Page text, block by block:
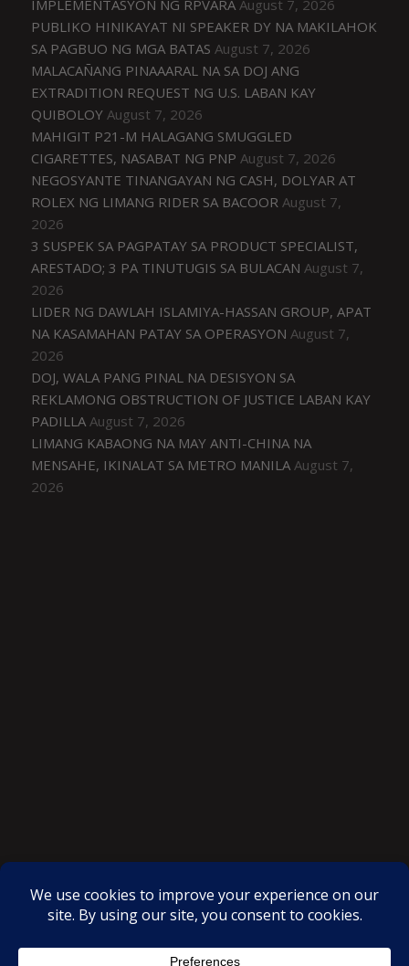
IMPLEMENTASYON NG RPVARA August 7, 2026
PUBLIKO HINIKAYAT NI SPEAKER DY NA MAKILAHOK
SA PAGBUO NG MGA BATAS August 7, 2026
MALACAÑANG PINAAARAL NA SA DOJ ANG
EXTRADITION REQUEST NG U.S. LABAN KAY
QUIBOLOY August 7, 2026
MAHIGIT P21-M HALAGANG SMUGGLED
CIGARETTES, NASABAT NG PNP August 7, 2026
NEGOSYANTE TINANGAYAN NG CASH, DOLYAR AT
ROLEX NG LIMANG RIDER SA BACOOR August 7,
2026
3 SUSPEK SA PAGPATAY SA PRODUCT SPECIALIST,
ARESTADO; 3 PA TINUTUGIS SA BULACAN August 7,
2026
LIDER NG DAWLAH ISLAMIYA-HASSAN GROUP, APAT
NA KASAMAHAN PATAY SA OPERASYON August 7,
2026
DOJ, WALA PANG PINAL NA DESISYON SA
REKLAMONG OBSTRUCTION OF JUSTICE LABAN KAY
PADILLA August 7, 2026
LIMANG KABAONG NA MAY ANTI-CHINA NA
MENSAHE, IKINALAT SA METRO MANILA August 7,
2026